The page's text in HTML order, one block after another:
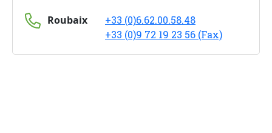
Roubaix
+33 (0)6.62.00.58.48
+33 (0)9 72 19 23 56 (Fax)